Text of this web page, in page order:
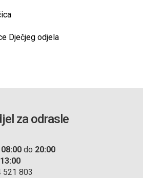
Dječjeg odjela
za odrasle
08:00 do 20:00
13:00
521 803